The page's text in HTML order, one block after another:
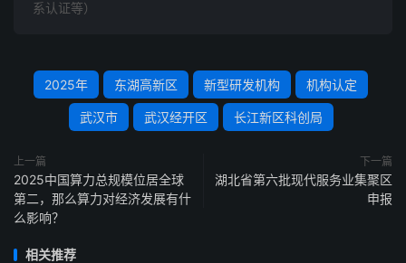
系认证等）
2025年 东湖高新区 新型研发机构 机构认定
武汉市 武汉经开区 长江新区科创局
上一篇
2025中国算力总规模位居全球
第二，那么算力对经济发展有什
么影响？
下一篇
湖北省第六批现代服务业集聚区
申报
相关推荐